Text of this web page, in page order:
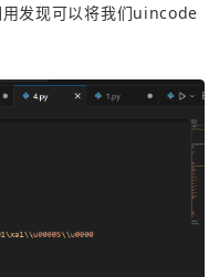
用发现可以将我们uincode